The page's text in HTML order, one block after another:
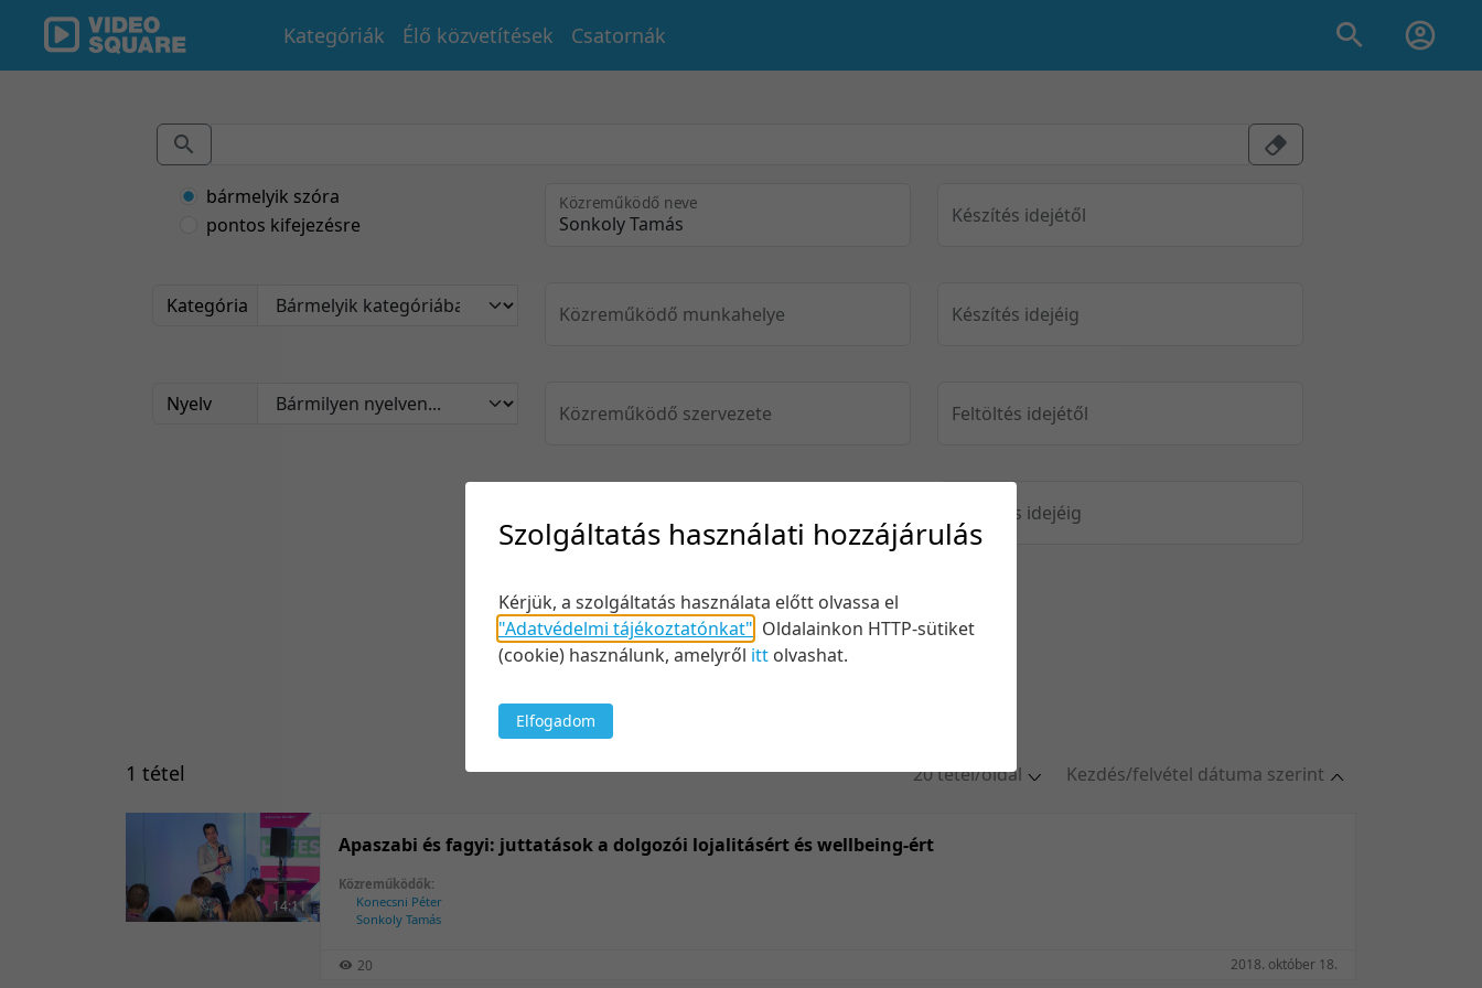
Kategóriák Élő közvetítések Csatornák
bármelyik szóra
pontos kifejezésre
Kategória
Nyelv
Közreműködő neve
Közreműködő munkahelye
Közreműködő szervezete
Készítés idejétől
Készítés idejéig
Feltöltés idejétől
Feltöltés idejéig
Keresés
Kezdés/felvétel dátuma szerint
1 tétel
20 tétel/oldal
10 tétel/oldal
14:11
Apaszabi és fagyi: juttatások a dolgozói lojalitásért és wellbeing-ért
Közreműködők:
Konecsni Péter
Sonkoly Tamás
20 2018. október 18.
Szolgáltatás használati hozzájárulás
Kérjük, a szolgáltatás használata előtt olvassa el
"Adatvédelmi tájékoztatónkat" Oldalainkon HTTP-sütiket
(cookie) használunk, amelyről itt olvashat.
Elfogadom